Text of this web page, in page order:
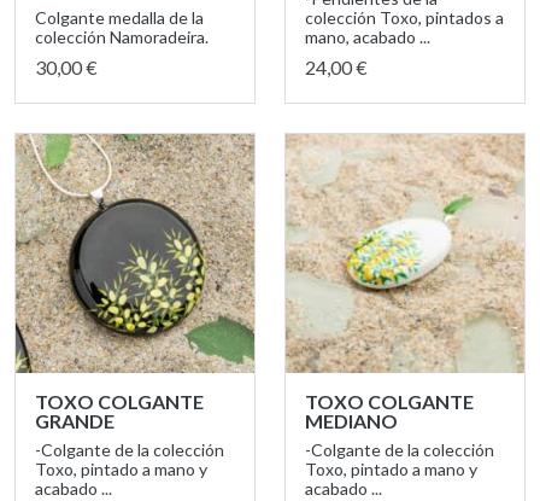
Colgante medalla de la
colección Namoradeira.
30,00 €
colección Toxo, pintados a
mano, acabado ...
24,00 €
TOXO COLGANTE
GRANDE
-Colgante de la colección
Toxo, pintado a mano y
acabado ...
TOXO COLGANTE
MEDIANO
-Colgante de la colección
Toxo, pintado a mano y
acabado ...